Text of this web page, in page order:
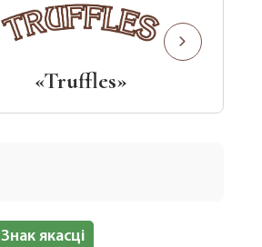
«Truffles»
Знак якасці